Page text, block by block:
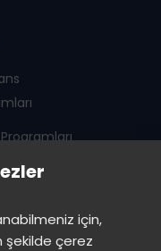
için,
şekilde çerez